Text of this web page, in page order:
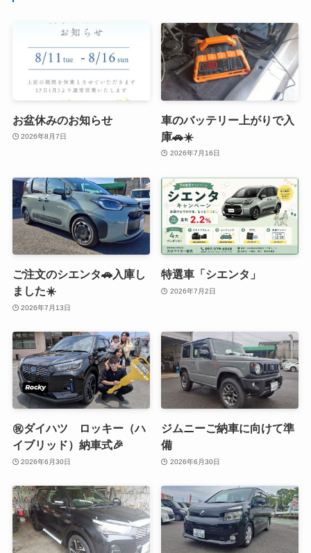
お盆休みのお知らせ
2026年8月7日
車のバッテリー上がりで入
庫🚗☀️
2026年7月16日
ご注文のシエンタ🚗入庫し
ました☀️
2026年7月13日
特選車「シエンタ」
2026年7月2日
㊗️ダイハツ ロッキー（ハ
イブリッド）納車式🎉
2026年6月30日
ジムニーご納車に向けて準
備
2026年6月30日